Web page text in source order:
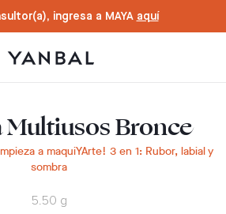
ingresa a MAYA aquí
Multiusos Bronce
a maquiYArte! 3 en 1: Rubor, labial y
sombra
5.50 g